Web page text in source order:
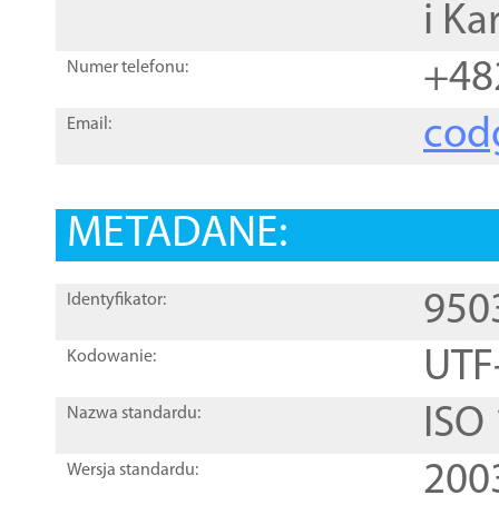
i
Numer telefonu:
Email:
METADANE:
Identyfikator:
Kodowanie:
Nazwa standardu:
Wersja standardu: